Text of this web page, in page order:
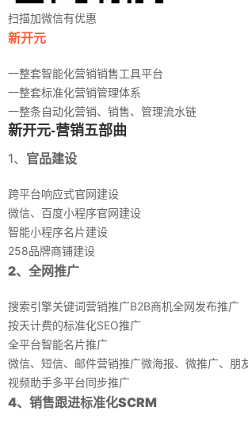
扫描加微信有优惠
新开元
一整套智能化营销销售工具平台
一整套标准化营销管理体系
一整条自动化营销、销售、管理流水链
新开元-营销五部曲
1、 官品建设
跨平台响应式官网建设
微信、百度小程序官网建设
智能小程序名片建设
258品牌商铺建设
2、全网推广
搜索引擎关键词营销推广B2B商机全网发布推广
按天计费的标准化SEO推广
全平台智能名片推广
微信、短信、邮件营销推广微海报、微推广、朋
视频助手多平台同步推广
4、销售跟进标准化SCRM